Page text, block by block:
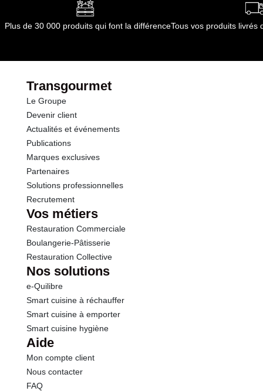
Plus de 30 000 produits qui font la différenceTous vos produits livrés
Transgourmet
Le Groupe
Devenir client
Actualités et événements
Publications
Marques exclusives
Partenaires
Solutions professionnelles
Recrutement
Vos métiers
Restauration Commerciale
Boulangerie-Pâtisserie
Restauration Collective
Nos solutions
e-Quilibre
Smart cuisine à réchauffer
Smart cuisine à emporter
Smart cuisine hygiène
Aide
Mon compte client
Nous contacter
FAQ